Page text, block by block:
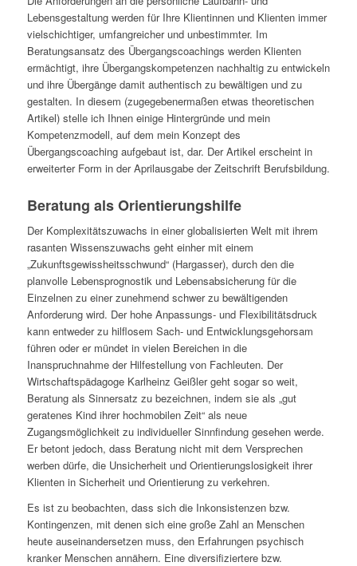
Lebensgestaltung werden für Ihre Klientinnen und Klienten immer
vielschichtiger, umfangreicher und unbestimmter. Im
Beratungsansatz des Übergangscoachings werden Klienten
ermächtigt, ihre Übergangskompetenzen nachhaltig zu entwickeln
und ihre Übergänge damit authentisch zu bewältigen und zu
gestalten. In diesem (zugegebenermaßen etwas theoretischen
Artikel) stelle ich Ihnen einige Hintergründe und mein
Kompetenzmodell, auf dem mein Konzept des
Übergangscoaching aufgebaut ist, dar. Der Artikel erscheint in
erweiterter Form in der Aprilausgabe der Zeitschrift Berufsbildung.
Beratung als Orientierungshilfe
Der Komplexitätszuwachs in einer globalisierten Welt mit ihrem
rasanten Wissenszuwachs geht einher mit einem
„Zukunftsgewissheitsschwund“ (Hargasser), durch den die
planvolle Lebensprognostik und Lebensabsicherung für die
Einzelnen zu einer zunehmend schwer zu bewältigenden
Anforderung wird. Der hohe Anpassungs- und Flexibilitätsdruck
kann entweder zu hilflosem Sach- und Entwicklungsgehorsam
führen oder er mündet in vielen Bereichen in die
Inanspruchnahme der Hilfestellung von Fachleuten. Der
Wirtschaftspädagoge Karlheinz Geißler geht sogar so weit,
Beratung als Sinnersatz zu bezeichnen, indem sie als „gut
geratenes Kind ihrer hochmobilen Zeit“ als neue
Zugangsmöglichkeit zu individueller Sinnfindung gesehen werde.
Er betont jedoch, dass Beratung nicht mit dem Versprechen
werben dürfe, die Unsicherheit und Orientierungslosigkeit ihrer
Klienten in Sicherheit und Orientierung zu verkehren.
Es ist zu beobachten, dass sich die Inkonsistenzen bzw.
Kontingenzen, mit denen sich eine große Zahl an Menschen
heute auseinandersetzen muss, den Erfahrungen psychisch
kranker Menschen annähern. Eine diversifiziertere bzw.